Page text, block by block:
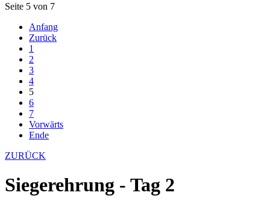
Seite 5 von 7
Anfang
Zurück
1
2
3
4
5
6
7
Vorwärts
Ende
ZURÜCK
Siegerehrung - Tag 2